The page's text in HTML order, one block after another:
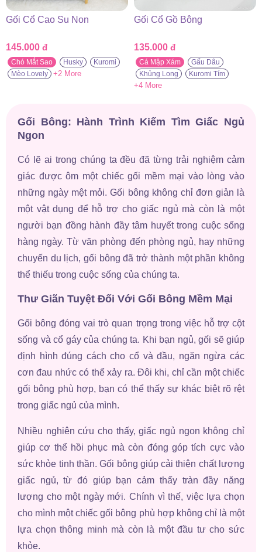
Gối Cổ Cao Su Non
145.000 đ
Chó Mắt Sao Husky
Kuromi
Mèo Lovely
+2 More
Gối Cổ Gồ Bông
135.000 đ
Cá Mập Xám
Gấu Dâu
Khủng Long
Kuromi Tím
+4 More
Gối Bông: Hành Trình Kiếm Tìm Giấc Ngủ
Ngon
Có lẽ ai trong chúng ta đều đã từng trải nghiệm cảm
giác được ôm một chiếc gối mềm mại vào lòng vào
những ngày mệt mỏi. Gối bông không chỉ đơn giản là
một vật dụng để hỗ trợ cho giấc ngủ mà còn là một
người bạn đồng hành đầy tâm huyết trong cuộc sống
hàng ngày. Từ văn phòng đến phòng ngủ, hay những
chuyến du lịch, gối bông đã trở thành một phần không
thể thiếu trong cuộc sống của chúng ta.
Thư Giãn Tuyệt Đối Với Gối Bông Mềm Mại
Gối bông đóng vai trò quan trọng trong việc hỗ trợ cột
sống và cổ gáy của chúng ta. Khi bạn ngủ, gối sẽ giúp
định hình đúng cách cho cổ và đầu, ngăn ngừa các
cơn đau nhức có thể xảy ra. Đôi khi, chỉ cần một chiếc
gối bông phù hợp, bạn có thể thấy sự khác biệt rõ rệt
trong giấc ngủ của mình.
Nhiều nghiên cứu cho thấy, giấc ngủ ngon không chỉ
giúp cơ thể hồi phục mà còn đóng góp tích cực vào
sức khỏe tinh thần. Gối bông giúp cải thiện chất lượng
giấc ngủ, từ đó giúp bạn cảm thấy tràn đầy năng
lượng cho một ngày mới. Chính vì thế, việc lựa chọn
cho mình một chiếc gối bông phù hợp không chỉ là một
lựa chọn thông minh mà còn là một đầu tư cho sức
khỏe.